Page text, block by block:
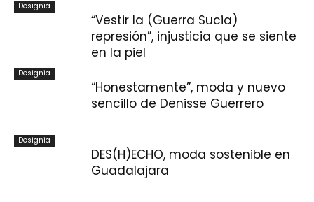
Designia
“Vestir la (Guerra Sucia)
represión”, injusticia que se siente
en la piel
Designia
“Honestamente”, moda y nuevo
sencillo de Denisse Guerrero
Designia
DES(H)ECHO, moda sostenible en
Guadalajara